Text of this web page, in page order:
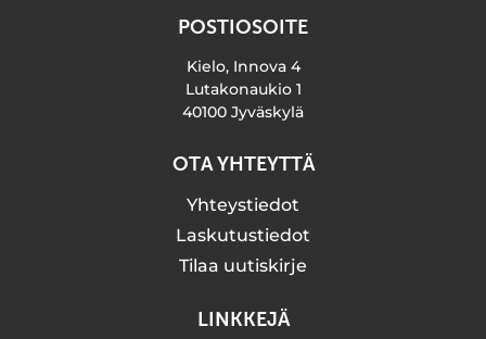
POSTIOSOITE
Kielo, Innova 4
Lutakonaukio 1
40100 Jyväskylä
OTA YHTEYTTÄ
Yhteystiedot
Laskutustiedot
Tilaa uutiskirje
LINKKEJÄ